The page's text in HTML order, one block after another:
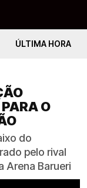
ÚLTIMA HORA
O
do
pelo rival
Arena Barueri